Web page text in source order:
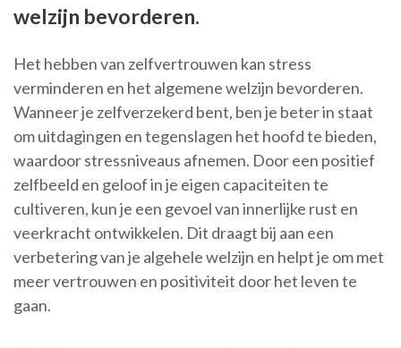
welzijn bevorderen.
Het hebben van zelfvertrouwen kan stress
verminderen en het algemene welzijn bevorderen.
Wanneer je zelfverzekerd bent, ben je beter in staat
om uitdagingen en tegenslagen het hoofd te bieden,
waardoor stressniveaus afnemen. Door een positief
zelfbeeld en geloof in je eigen capaciteiten te
cultiveren, kun je een gevoel van innerlijke rust en
veerkracht ontwikkelen. Dit draagt bij aan een
verbetering van je algehele welzijn en helpt je om met
meer vertrouwen en positiviteit door het leven te
gaan.